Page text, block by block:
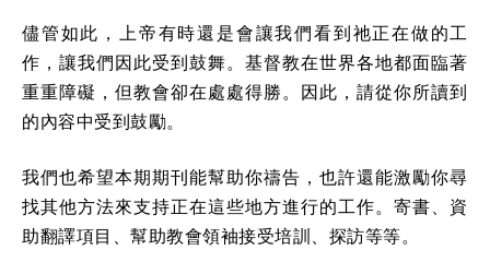
儘管如此，上帝有時還是會讓我們看到祂正在做的工
作，讓我們因此受到鼓舞。基督教在世界各地都面臨著
重重障礙，但教會卻在處處得勝。因此，請從你所讀到
的內容中受到鼓勵。
我們也希望本期期刊能幫助你禱告，也許還能激勵你尋
找其他方法來支持正在這些地方進行的工作。寄書、資
助翻譯項目、幫助教會領袖接受培訓、探訪等等。